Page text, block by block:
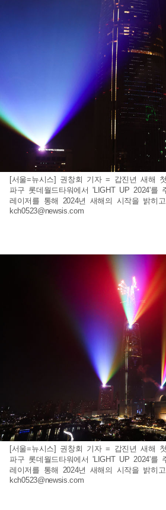
[서울=뉴시스] 권창회 기자 = 갑진년 새해
파구 롯데월드타워에서 'LIGHT UP 2024'를
레이저를 통해 2024년 새해의 시작을 밝히
kch0523@newsis.com
[서울=뉴시스] 권창회 기자 = 갑진년 새해
파구 롯데월드타워에서 'LIGHT UP 2024'를
레이저를 통해 2024년 새해의 시작을 밝히고
kch0523@newsis.com